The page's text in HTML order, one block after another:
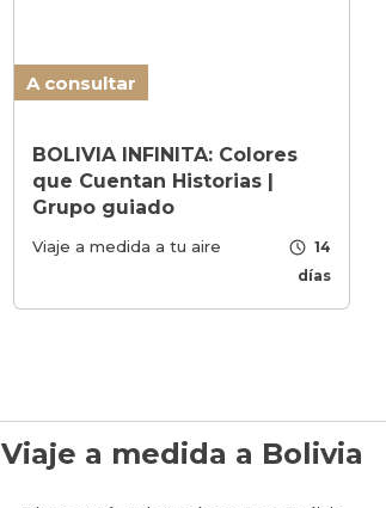
A consultar
BOLIVIA INFINITA: Colores
que Cuentan Historias |
Grupo guiado
Viaje a medida a tu aire schedule 14
días
Viaje a medida a Bolivia